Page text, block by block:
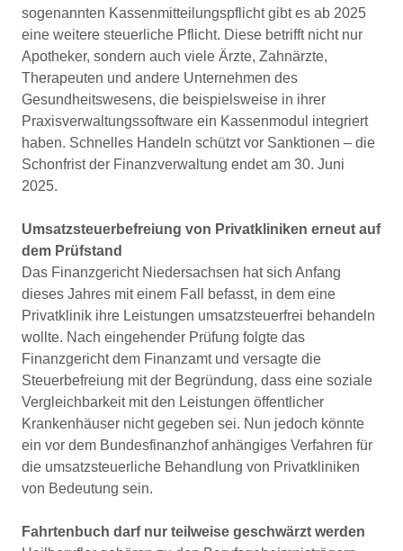
sogenannten Kassenmitteilungspflicht gibt es ab 2025
eine weitere steuerliche Pflicht. Diese betrifft nicht nur
Apotheker, sondern auch viele Ärzte, Zahnärzte,
Therapeuten und andere Unternehmen des
Gesundheitswesens, die beispielsweise in ihrer
Praxisverwaltungssoftware ein Kassenmodul integriert
haben. Schnelles Handeln schützt vor Sanktionen – die
Schonfrist der Finanzverwaltung endet am 30. Juni
2025.
Umsatzsteuerbefreiung von Privatkliniken erneut auf
dem Prüfstand
Das Finanzgericht Niedersachsen hat sich Anfang
dieses Jahres mit einem Fall befasst, in dem eine
Privatklinik ihre Leistungen umsatzsteuerfrei behandeln
wollte. Nach eingehender Prüfung folgte das
Finanzgericht dem Finanzamt und versagte die
Steuerbefreiung mit der Begründung, dass eine soziale
Vergleichbarkeit mit den Leistungen öffentlicher
Krankenhäuser nicht gegeben sei. Nun jedoch könnte
ein vor dem Bundesfinanzhof anhängiges Verfahren für
die umsatzsteuerliche Behandlung von Privatkliniken
von Bedeutung sein.
Fahrtenbuch darf nur teilweise geschwärzt werden